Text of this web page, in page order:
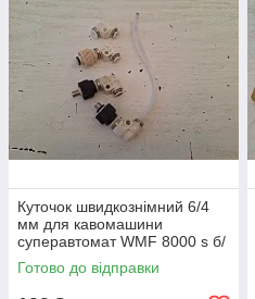
Куточок швидкознімний 6/4
мм для кавомашини
суперавтомат WMF 8000 s б/
у 4 шт.
Готово до відправки